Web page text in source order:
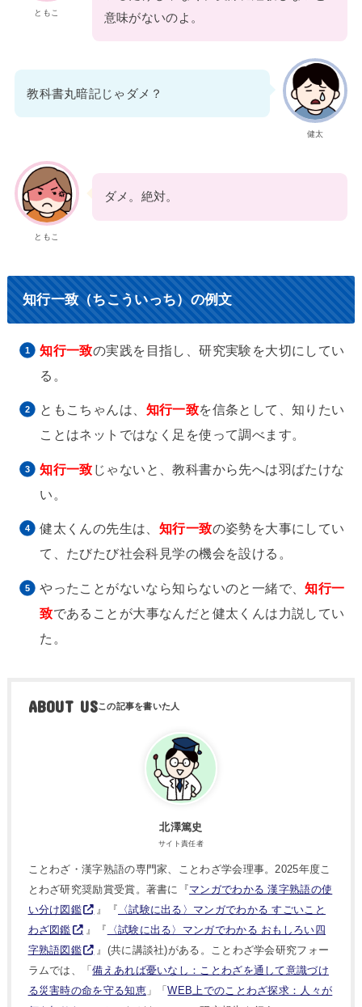
ともこ
意味がないのよ。
健太
教科書丸暗記じゃダメ？
ともこ
ダメ。絶対。
知行一致（ちこういっち）の例文
知行一致の実践を目指し、研究実験を大切にしてい
る。
ともこちゃんは、 知行一致を信条として、知りたい
ことはネットではなく足を使って調べます。
知行一致 じゃないと、教科書から先へは羽ばたけな
い。
健太くんの先生は、 知行一致の姿勢を大事にしてい
て、たびたび社会科見学の機会を設ける。
やったことがないなら知らないのと一緒で、知行一
致であることが大事なんだと健太くんは力説してい
た。
ABOUT US
北澤篤史
サイト責任者
ことわざ・漢字熟語の専門家、ことわざ学会理事。2025年度こ
とわざ研究奨励賞受賞。著書に『マンガでわかる 漢字熟語の使
い分け図鑑
』『 〈試験に出る〉マンガでわかる すごいこと
わざ図鑑
』『
〈試験に出る〉マンガでわかる おもしろい四
字熟語図鑑
』(共に講談社)がある。ことわざ学会研究フォー
ラムでは、「備えあれば憂いなし：ことわざを通して意識づけ
る災害時の命を守る知恵」「WEB上でのことわざ探求：人々が